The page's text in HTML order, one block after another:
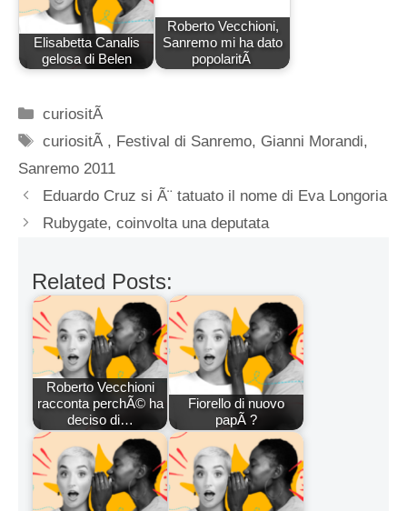
Elisabetta Canalis
gelosa di Belen
Roberto Vecchioni,
Sanremo mi ha dato
popolaritÃ
Categorie
curiositÃ
Tag
curiositÃ , Festival di Sanremo, Gianni Morandi,
Sanremo 2011
Eduardo Cruz si Ã¨ tatuato il nome di Eva Longoria
Rubygate, coinvolta una deputata
Related Posts:
Roberto Vecchioni
racconta perchÃ© ha
deciso di…
Fiorello di nuovo
papÃ ?